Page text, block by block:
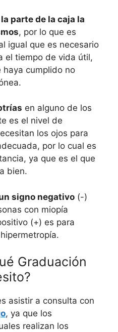
parte de la caja la
, por lo que es
igual que es necesario
el tiempo de vida útil,
haya cumplido no
en alguno de los
es el nivel de
los ojos para
por lo cual es
ya que es el que
bien.
signo negativo (-)
con miopía
(+) es para
Graduación
asistir a consulta con
, ya que los
realizan los